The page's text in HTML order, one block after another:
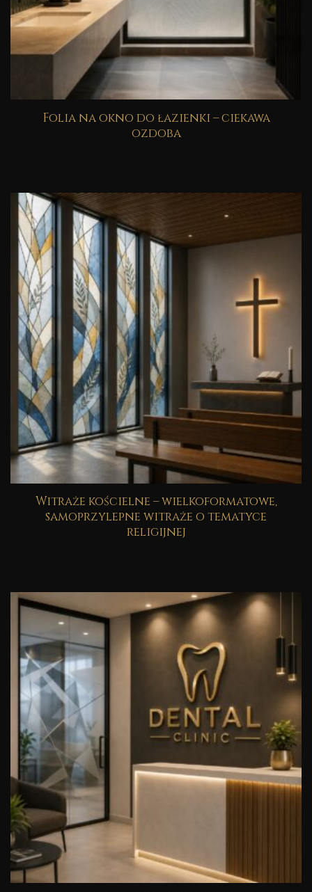
Folia na okno do łazienki – ciekawa
ozdoba
Witraże kościelne – wielkoformatowe,
samoprzylepne witraże o tematyce
religijnej